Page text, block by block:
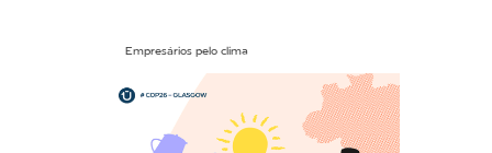
Empresários pelo clima